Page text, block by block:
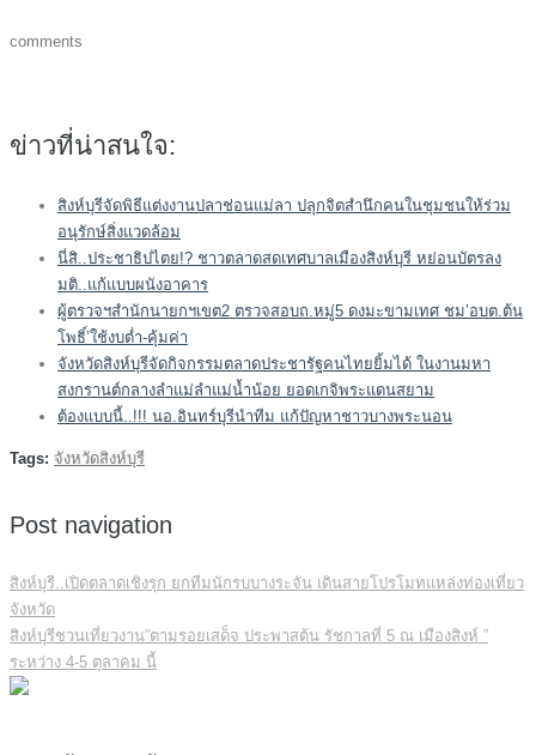
comments
ข่าวที่น่าสนใจ:
สิงห์บุรีจัดพิธีแต่งงานปลาช่อนแม่ลา ปลุกจิตสำนึกคนในชุมชนให้ร่วม
อนุรักษ์สิ่งแวดล้อม
นี่สิ..ประชาธิปไตย!? ชาวตลาดสดเทศบาลเมืองสิงห์บุรี หย่อนบัตรลง
มติ..แก้แบบผนังอาคาร
ผู้ตรวจฯสำนักนายกฯเขต2 ตรวจสอบถ.หมู่5 ดงมะขามเทศ ชม’อบต.ต้น
โพธิ์’ใช้งบต่ำ-คุ้มค่า
จังหวัดสิงห์บุรีจัดกิจกรรมตลาดประชารัฐคนไทยยิ้มได้ ในงานมหา
สงกรานต์กลางลำแม่ลำแม่น้ำน้อย ยอดเกจิพระแดนสยาม
ต้องแบบนี้..!!! นอ.อินทร์บุรีนำทีม แก้ปัญหาชาวบางพระนอน
Tags: จังหวัดสิงห์บุรี
Post navigation
สิงห์บุรี..เปิดตลาดเชิงรุก ยกทีมนักรบบางระจัน เดินสายโปรโมทแหล่งท่องเที่ยว
จังหวัด
สิงห์บุรีชวนเที่ยวงาน”ตามรอยเสด็จ ประพาสต้น รัชกาลที่ 5 ณ เมืองสิงห์ ”
ระหว่าง 4-5 ตุลาคม นี้